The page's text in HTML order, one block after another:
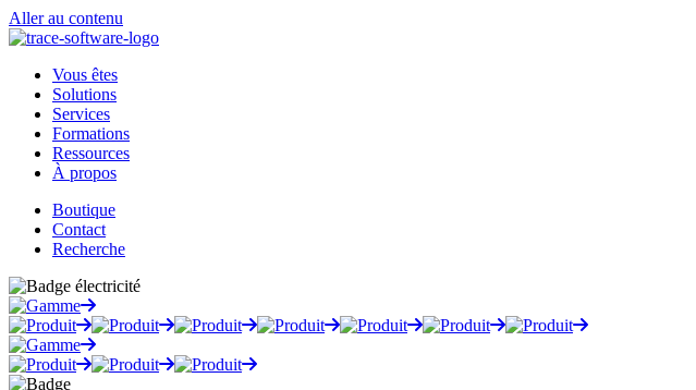
Aller au contenu
Vous êtes
Solutions
Services
Formations
Ressources
À propos
Boutique
Contact
Recherche